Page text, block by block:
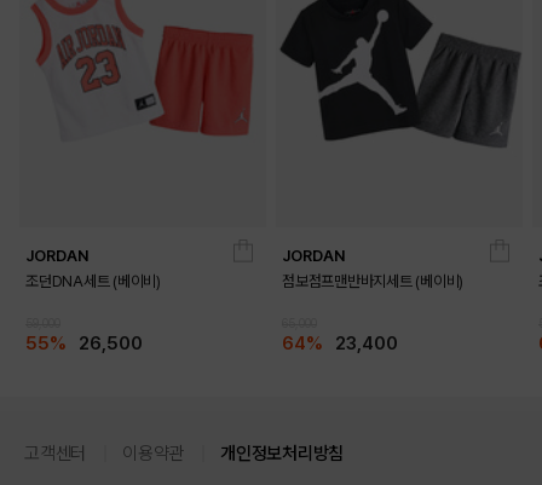
JORDAN
조던DNA세트 (베이비)
55% 26,500
JORDAN
점보점프맨반바지세트 (베이비)
64% 23,400
고객센터 이용약관 개인정보처리방침